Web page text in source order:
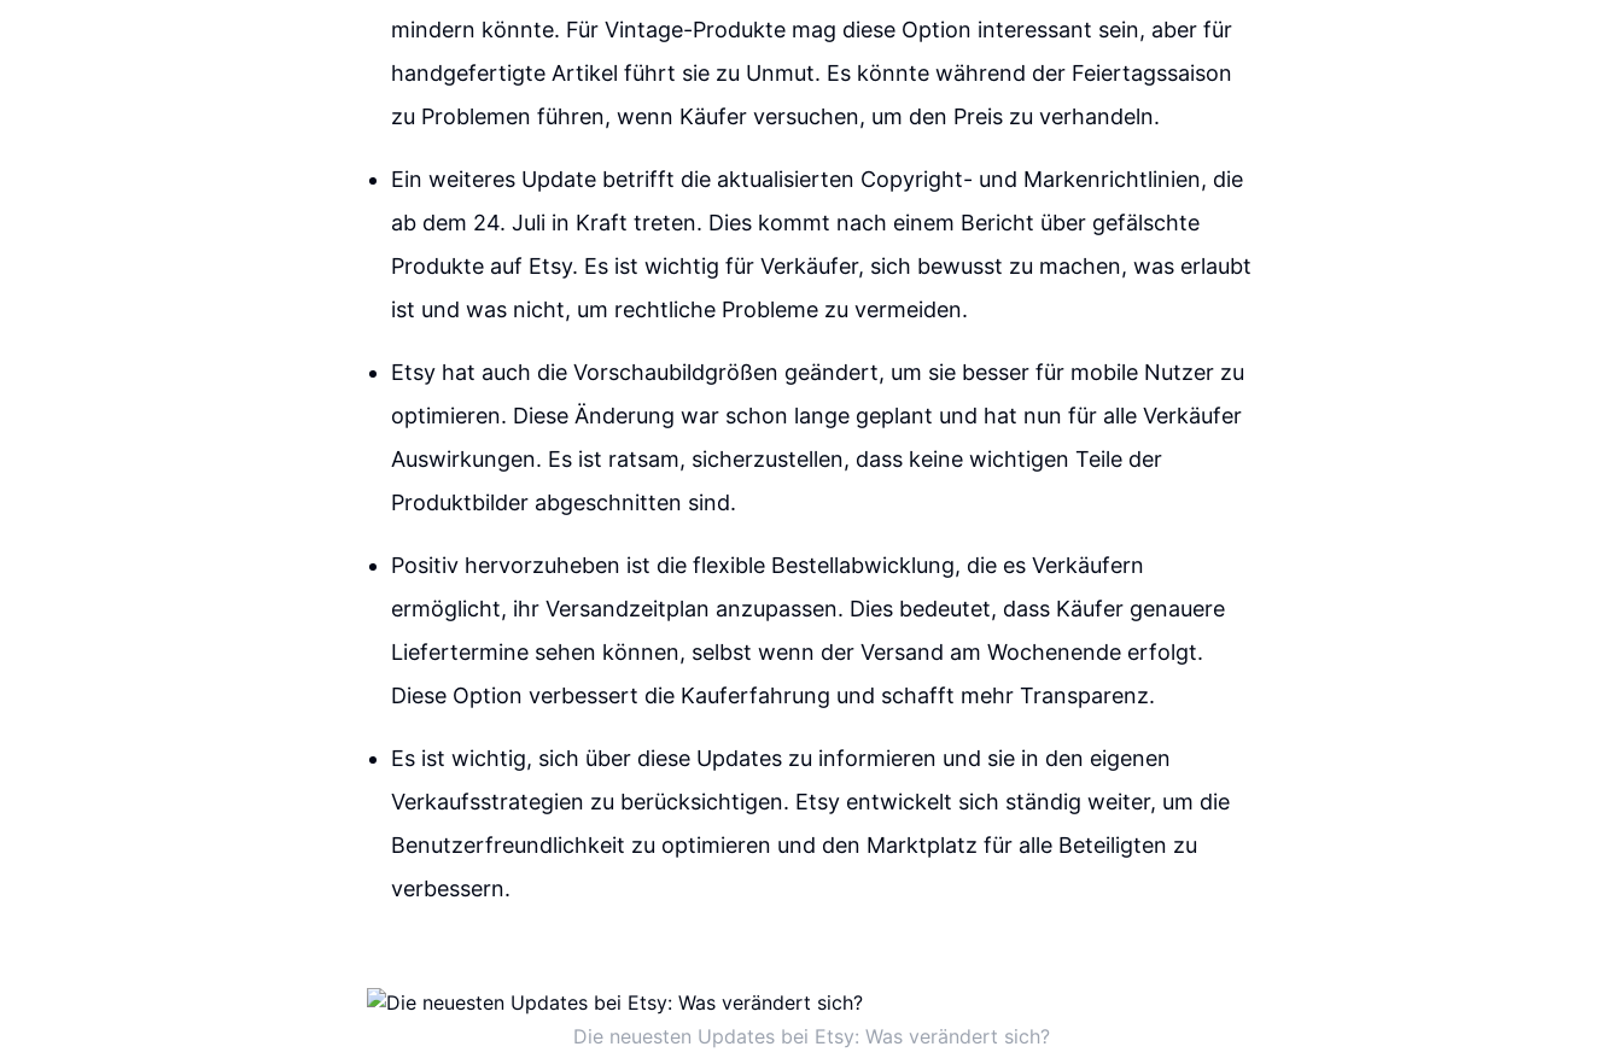
mindern könnte. Für Vintage-Produkte mag diese Option interessant sein, aber für
handgefertigte Artikel führt sie zu Unmut. Es könnte während der Feiertagssaison
zu Problemen führen, wenn Käufer versuchen, um den Preis zu verhandeln.
Ein weiteres Update betrifft die aktualisierten Copyright- und Markenrichtlinien, die
ab dem 24. Juli in Kraft treten. Dies kommt nach einem Bericht über gefälschte
Produkte auf Etsy. Es ist wichtig für Verkäufer, sich bewusst zu machen, was erlaubt
ist und was nicht, um rechtliche Probleme zu vermeiden.
Etsy hat auch die Vorschaubildgrößen geändert, um sie besser für mobile Nutzer zu
optimieren. Diese Änderung war schon lange geplant und hat nun für alle Verkäufer
Auswirkungen. Es ist ratsam, sicherzustellen, dass keine wichtigen Teile der
Produktbilder abgeschnitten sind.
Positiv hervorzuheben ist die flexible Bestellabwicklung, die es Verkäufern
ermöglicht, ihr Versandzeitplan anzupassen. Dies bedeutet, dass Käufer genauere
Liefertermine sehen können, selbst wenn der Versand am Wochenende erfolgt.
Diese Option verbessert die Kauferfahrung und schafft mehr Transparenz.
Es ist wichtig, sich über diese Updates zu informieren und sie in den eigenen
Verkaufsstrategien zu berücksichtigen. Etsy entwickelt sich ständig weiter, um die
Benutzerfreundlichkeit zu optimieren und den Marktplatz für alle Beteiligten zu
verbessern.
Die neuesten Updates bei Etsy: Was verändert sich?